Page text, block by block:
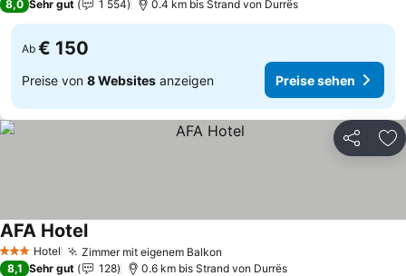
8,0 Sehr gut 1 554 0.4 km bis Strand von Durrës
Ab € 150
Preise von 8 Websites anzeigen Preise sehen
Teilen
3 SterneHotel Zimmer mit eigenem Balkon
AFA Hotel
8,1 Sehr gut 128 0.6 km bis Strand von Durrës